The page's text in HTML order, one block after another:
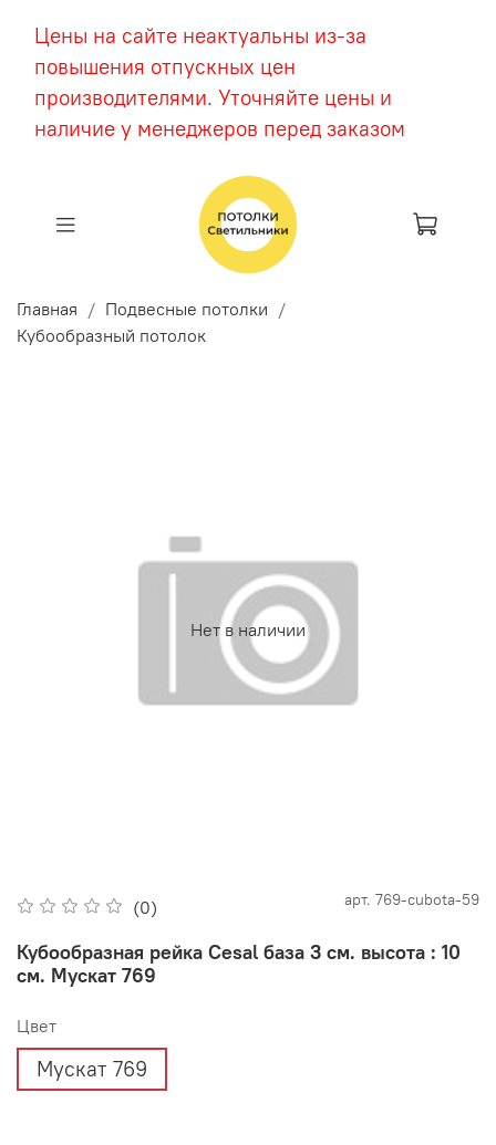
Цены на сайте неактуальны из-за
повышения отпускных цен
производителями. Уточняйте цены и
наличие у менеджеров перед заказом
Главная
Подвесные потолки
Кубообразный потолок
Нет в наличии
(0) арт. 769-cubota-59
Кубообразная рейка Cesal база 3 см. высота : 10
см. Мускат 769
Цвет
Мускат 769